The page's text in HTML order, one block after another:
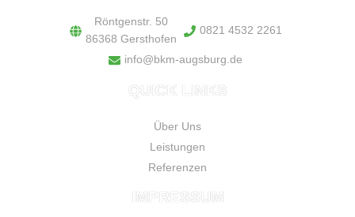
Röntgenstr. 50
86368 Gersthofen
0821 4532 2261
info@bkm-augsburg.de
QUICK LINKS
Über Uns
Leistungen
Referenzen
IMPRESSUM